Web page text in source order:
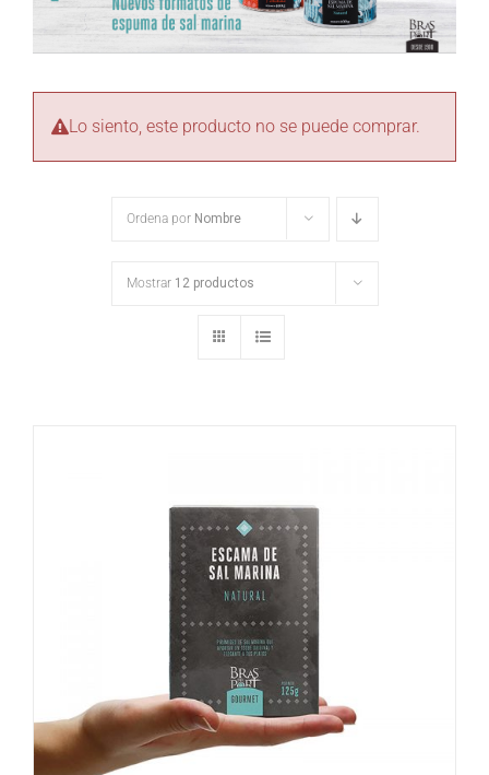
Lo siento, este producto no se puede comprar.
Ordena por Nombre
Mostrar 12 productos